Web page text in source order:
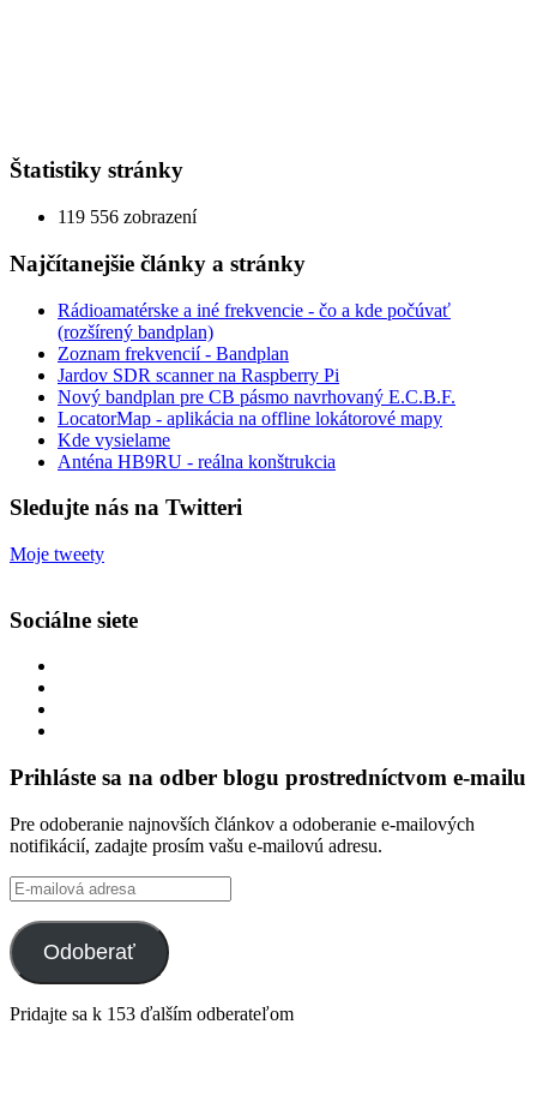
Štatistiky stránky
119 556 zobrazení
Najčítanejšie články a stránky
Rádioamatérske a iné frekvencie - čo a kde počúvať
(rozšírený bandplan)
Zoznam frekvencií - Bandplan
Jardov SDR scanner na Raspberry Pi
Nový bandplan pre CB pásmo navrhovaný E.C.B.F.
LocatorMap - aplikácia na offline lokátorové mapy
Kde vysielame
Anténa HB9RU - reálna konštrukcia
Sledujte nás na Twitteri
Moje tweety
Sociálne siete
Twitter
na
tekkoooo
YouTube
Prihláste sa na odber blogu prostredníctvom e-mailu
Pre odoberanie najnovších článkov a odoberanie e-mailových
notifikácií, zadajte prosím vašu e-mailovú adresu.
E-
mailová
adresa
Odoberať
Pridajte sa k 153 ďalším odberateľom